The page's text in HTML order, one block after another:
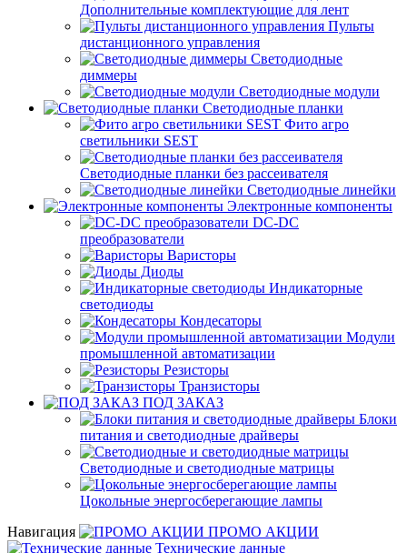
Дополнительные комплектующие для лент
Пульты
дистанционного управления
Светодиодные
диммеры
Светодиодные модули
Светодиодные планки
Фито агро
светильники SEST
Светодиодные планки без рассеивателя
Светодиодные линейки
Электронные компоненты
DC-DC
преобразователи
Варисторы
Диоды
Индикаторные
светодиоды
Кондесаторы
Модули
промышленной автоматизации
Резисторы
Транзисторы
ПОД ЗАКАЗ
Блоки
питания и светодиодные драйверы
Светодиодные и светодиодные матрицы
Цокольные энергосберегающие лампы
Навигация
ПРОМО АКЦИИ
Технические данные